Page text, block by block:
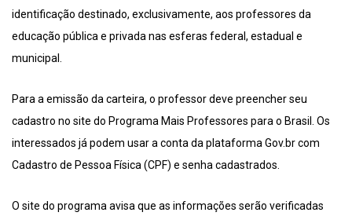
identificação destinado, exclusivamente, aos professores da
educação pública e privada nas esferas federal, estadual e
municipal.
Para a emissão da carteira, o professor deve preencher seu
cadastro no site do Programa Mais Professores para o Brasil. Os
interessados já podem usar a conta da plataforma Gov.br com
Cadastro de Pessoa Física (CPF) e senha cadastrados.
O site do programa avisa que as informações serão verificadas